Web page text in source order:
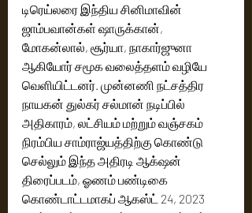
டிரெய்லரை இந்திய சினிமாவின்
ஜாம்பவான்கள் ஷாருக்கான்,
மோகன்லால், சூர்யா, நாகார்ஜுனா
ஆகியோர் சமூக வலைத்தளம் வழியே
வெளியிட்டனர். முன்னணி நட்சத்திர
நாயகன் துல்கர் சல்மான் நடிப்பில்
அதிகாரம், லட்சியம் மற்றும் வஞ்சகம்
நிரம்பிய சாம்ராஜ்யத்திற்கு கொண்டு
செல்லும் இந்த அதிரடி ஆக்‌ஷன்
திரைப்படம், ஓணம் பண்டிகை
கொண்டாட்டமாகப் ஆகஸ்ட் 24, 2023